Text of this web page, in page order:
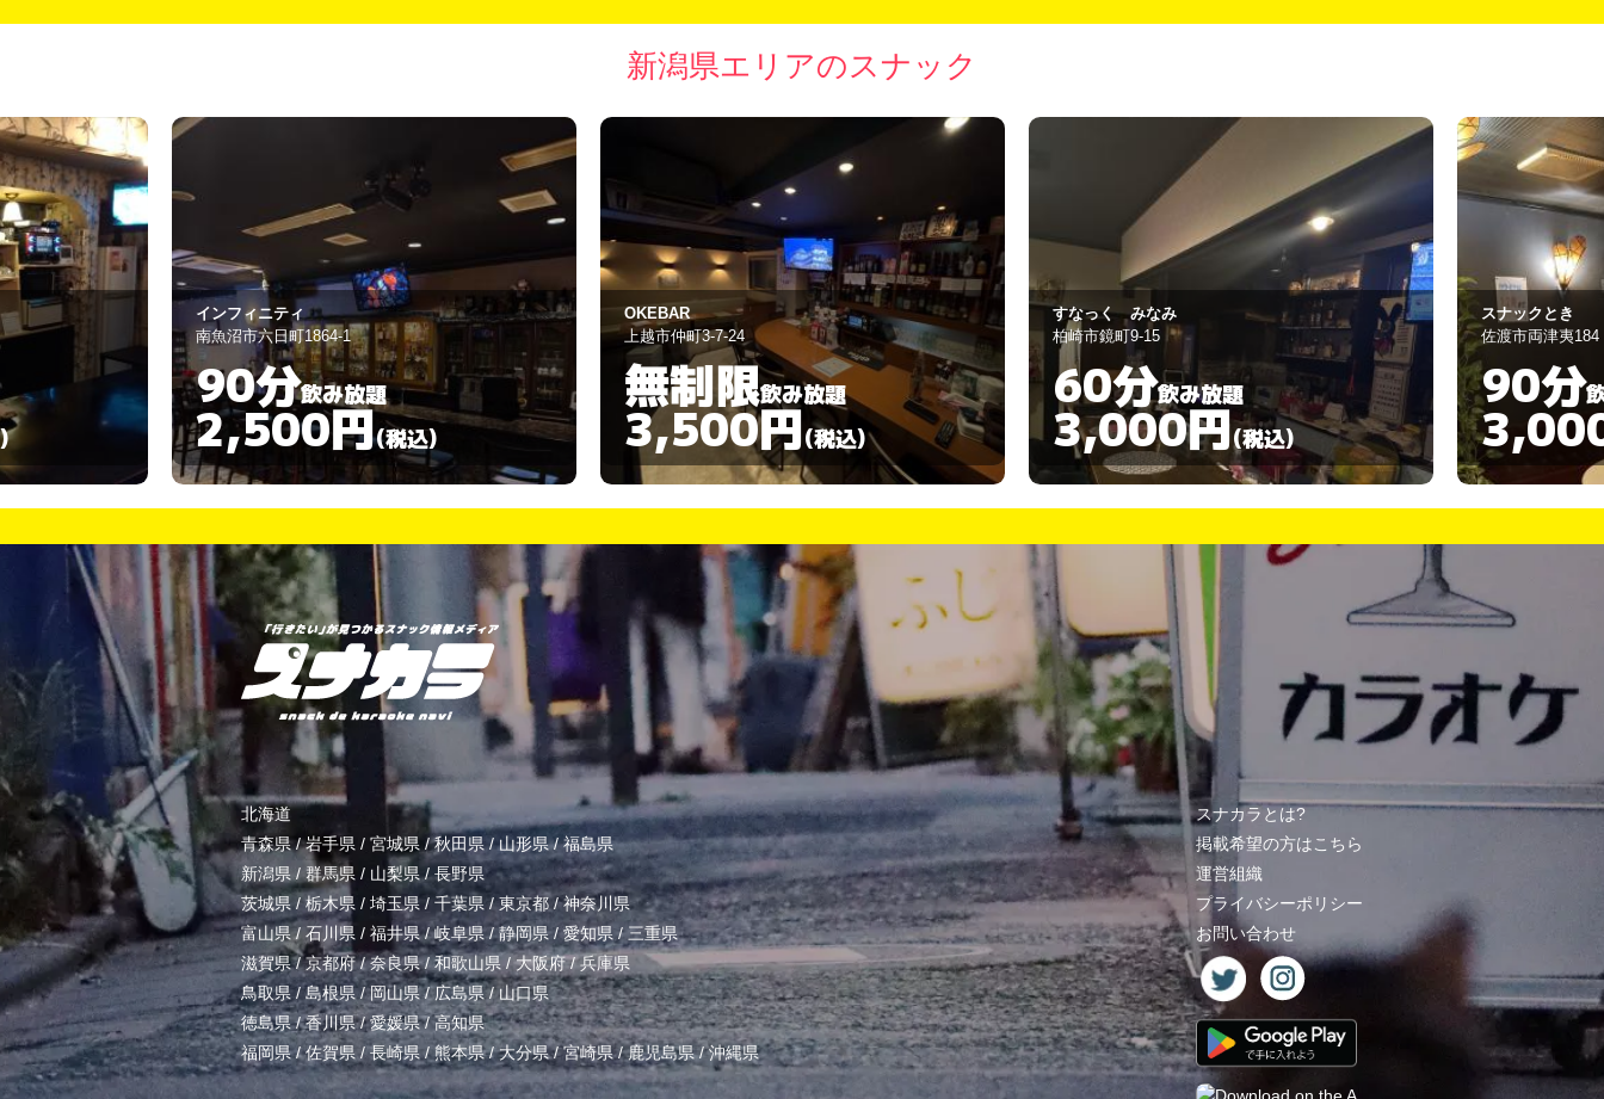
新潟県エリアのスナック
OKEBAR
上越市仲町3-7-24
無制限飲み放題
3,500円(税込)
すなっく みなみ
柏崎市鏡町9-15
60分飲み放題
3,000円(税込)
スナックとき
佐渡市両津夷184
90分飲み放題
3,000円(税込)
スナックゆうす
新発田市中央町
60分
北海道
青森県/岩手県 / 宮城県 /秋田県 /山形県/福島県
新潟県 / 群馬県 / 山梨県/長野県
茨城県 / 栃木県 / 埼玉県/ 千葉県 /東京都/神奈川県
富山県/ 石川県 / 福井県/岐阜県/静岡県/ 愛知県 / 三重県
滋賀県/京都府/奈良県/和歌山県 /大阪府/兵庫県
鳥取県/島根県/岡山県/広島県/山口県
徳島県/香川県/愛媛県/高知県
福岡県/佐賀県/長崎県 /熊本県/大分県/宮崎県/鹿児島県/沖縄県
スナカラとは?
掲載希望の方はこちら
運営組織
プライバシーポリシー
お問い合わせ